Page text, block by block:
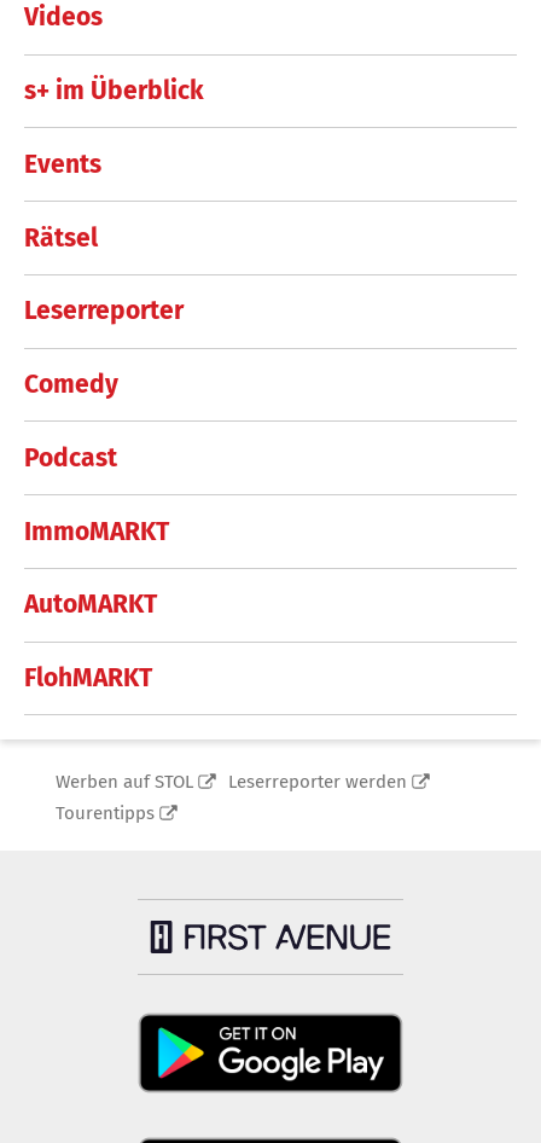
Videos
s+ im Überblick
Events
Rätsel
Leserreporter
Comedy
Podcast
ImmoMARKT
AutoMARKT
FlohMARKT
Werben auf STOL
Leserreporter werden
Tourentipps